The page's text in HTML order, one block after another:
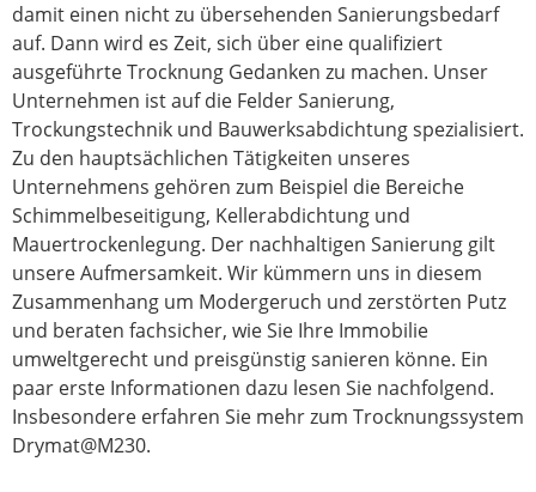
damit einen nicht zu übersehenden Sanierungsbedarf
auf. Dann wird es Zeit, sich über eine qualifiziert
ausgeführte Trocknung Gedanken zu machen. Unser
Unternehmen ist auf die Felder Sanierung,
Trockungstechnik und Bauwerksabdichtung spezialisiert.
Zu den hauptsächlichen Tätigkeiten unseres
Unternehmens gehören zum Beispiel die Bereiche
Schimmelbeseitigung, Kellerabdichtung und
Mauertrockenlegung. Der nachhaltigen Sanierung gilt
unsere Aufmersamkeit. Wir kümmern uns in diesem
Zusammenhang um Modergeruch und zerstörten Putz
und beraten fachsicher, wie Sie Ihre Immobilie
umweltgerecht und preisgünstig sanieren könne. Ein
paar erste Informationen dazu lesen Sie nachfolgend.
Insbesondere erfahren Sie mehr zum Trocknungssystem
Drymat@M230.